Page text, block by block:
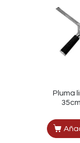
Pluma